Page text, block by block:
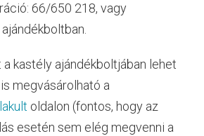
66/650 218, vagy
kastély ajándékboltjában lehet
megvásárolható a
oldalon (fontos, hogy az
esetén sem elég megvenni a